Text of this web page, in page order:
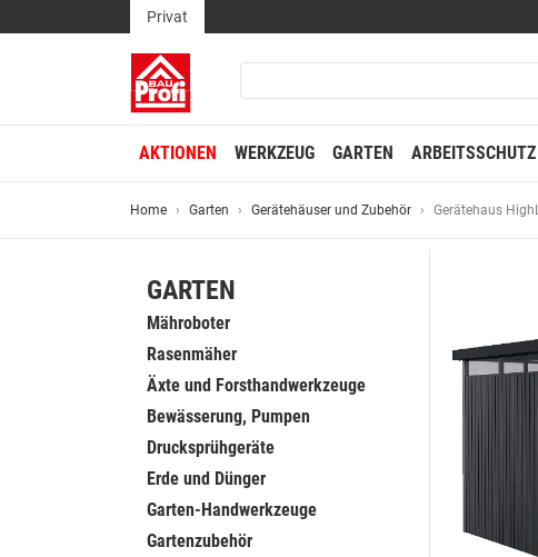
Privat
AKTIONEN WERKZEUG GARTEN ARBEITSSCHUTZ
Home Garten Gerätehäuser und Zubehör Gerätehaus
GARTEN
Mähroboter
Rasenmäher
Äxte und Forsthandwerkzeuge
Bewässerung, Pumpen
Drucksprühgeräte
Erde und Dünger
Garten-Handwerkzeuge
Gartenzubehör